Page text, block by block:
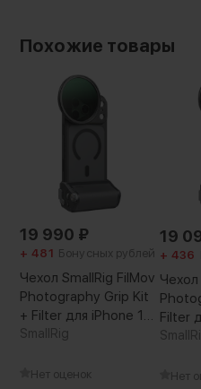
Похожие товары
19 990 ₽
+ 481 Бонусных рублей
Чехол SmallRig FilMov
Photography Grip Kit
+ Filter для iPhone 17
Pro Max
SmallRig
Нет оценок
19
+ 436
Чехол
Filter
Pro
Нет